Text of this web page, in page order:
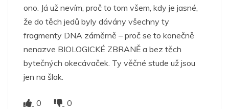
ono. Já už nevím, proč to tom všem, kdy je jasné,
že do těch jedů byly dávány všechny ty
fragmenty DNA záměrně – proč se to konečně
nenazve BIOLOGICKÉ ZBRANĚ a bez těch
bytečných okecávaček. Ty věčné stude už jsou
jen na šlak.
0 0